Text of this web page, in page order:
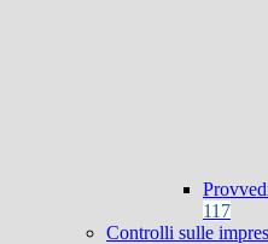
117
Controlli sulle